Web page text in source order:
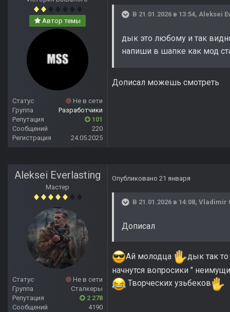
Автор темы
Статус
Не в сети
Группа
Разработчики
Репутация
101
Сообщений
220
Регистрация
24.05.2025
В 21.01.2026 в 13:54, Aleksei
дык это любому и так
напиши в шапке как мод
Дописал можешь смотреть
Aleksei Everlasting
Мастер
Статус
Не в сети
Группа
Сталкеры
Репутация
2 278
Сообщений
4190
Опубликовано 21 января
В 21.01.2026 в 14:08, Vladimir
Дописал
Ай молодца
дык так то
начнутся вопросики "
Творческих узьбеков